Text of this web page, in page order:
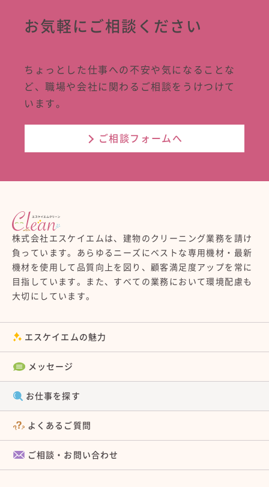
お気軽にご相談ください
ちょっとした仕事への不安や気になることな
ど、職場や会社に関わるご相談をうけつけて
います。
ご相談フォームへ
株式会社エスケイエムは、建物のクリーニング業務を請け
負っています。あらゆるニーズにベストな専用機材・最新
機材を使用して品質向上を図り、顧客満足度アップを常に
目指しています。また、すべての業務において環境配慮も
大切にしています。
エスケイエムの魅力
メッセージ
お仕事を探す
よくあるご質問
ご相談・お問い合わせ